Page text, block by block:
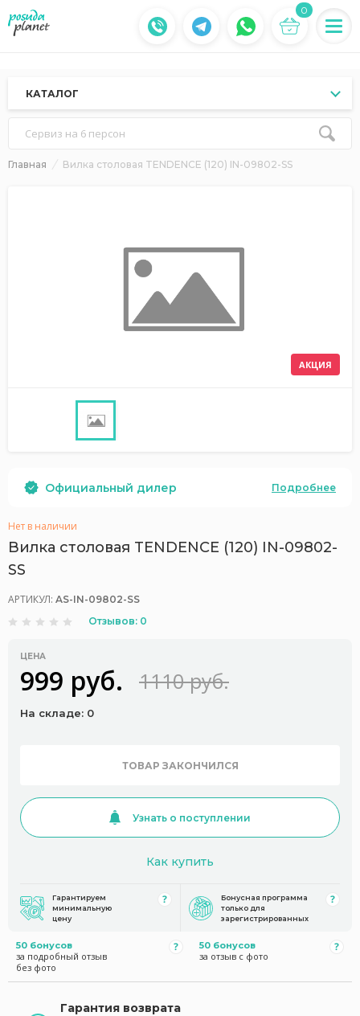
0
КАТАЛОГ
Сервиз на 6 персон
Главная Вилка столовая TENDENCE (120) IN-09802-SS
АКЦИЯ
Официальный дилер Подробнее
Нет в наличии
Вилка столовая TENDENCE (120) IN-09802-
SS
АРТИКУЛ: AS-IN-09802-SS
Отзывов: 0
ЦЕНА
999 руб. 1110 руб.
На складе: 0
ТОВАР ЗАКОНЧИЛСЯ
Узнать о поступлении
Как купить
Гарантируем
минимальную
цену
Бонусная программа
только для
зарегистрированных
50 бонусов
за подробный отзыв
без фото
50 бонусов
за отзыв с фото
Гарантия возврата